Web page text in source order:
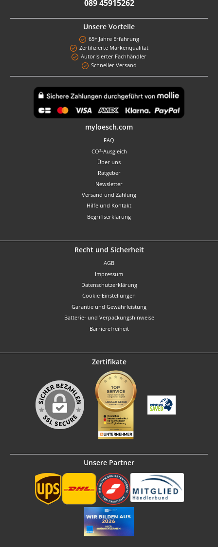
089 45915262
Unsere Vorteile
65+ Jahre Erfahrung
Zertifizierte Markenqualität
Autorisierter Fachhändler
Schneller Versand
myloesch.com
FAQ
CO²-Ausgleich
Über uns
Ratgeber
Newsletter
Versand und Zahlung
Hilfe und Kontakt
Begriffserklärung
Recht und Sicherheit
AGB
Impressum
Datenschutzerklärung
Cookie-Einstellungen
Garantie und Gewährleistung
Batterie- und Verpackungshinweise
Barrierefreiheit
Zertifikate
Unsere Partner